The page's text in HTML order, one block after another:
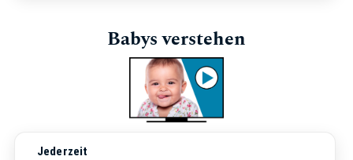
Babys verstehen
Jederzeit